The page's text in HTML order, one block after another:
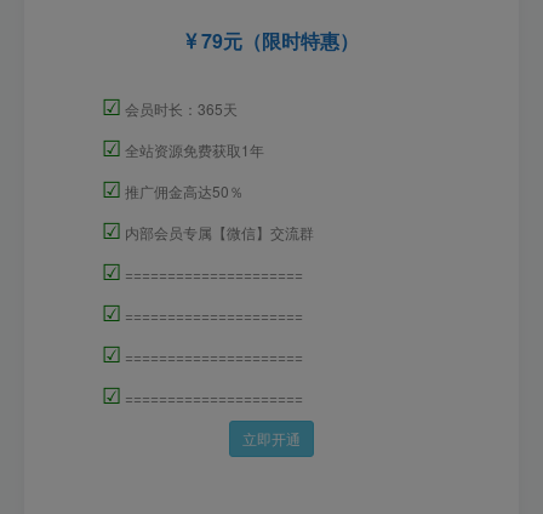
79元（限时特惠）
☑ 会员时长：365天
☑ 全站资源免费获取1年
☑ 推广佣金高达50％
☑ 内部会员专属【微信】交流群
☑ =====================
☑ =====================
☑ =====================
☑ =====================
立即开通